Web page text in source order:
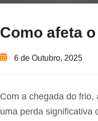
Como afeta
6 de Outubro, 2025
Com a chegada do
uma perda significativa